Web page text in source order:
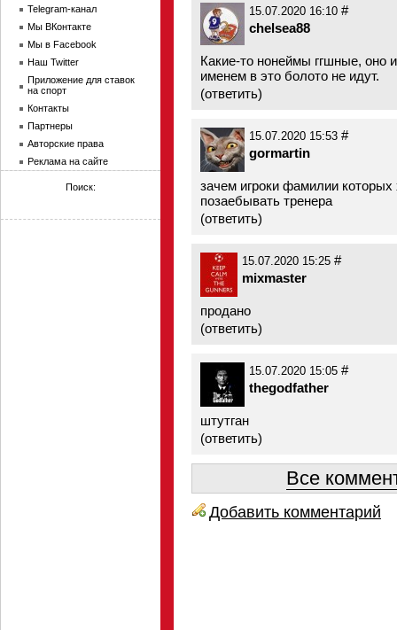
15.07.2020 16:10 #
chelsea88
Какие-то нонеймы ггшные, оно
именем в это болото не идут.
(ответить)
15.07.2020 15:53 #
gormartin
зачем игроки фамилии
позаебывать тренера
(ответить)
15.07.2020 15:25 #
mixmaster
продано
(ответить)
15.07.2020 15:05 #
thegodfather
штутган
(ответить)
Все
Добавить комментарий
Telegram-канал
Мы ВКонтакте
Мы в Facebook
Наш Twitter
Приложение для ставок
на спорт
Контакты
Партнеры
Авторские права
Реклама на сайте
Поиск: